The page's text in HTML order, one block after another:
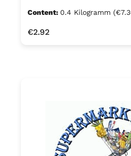
Content: 0.4 Kilogramm
Regular price:
€2.92